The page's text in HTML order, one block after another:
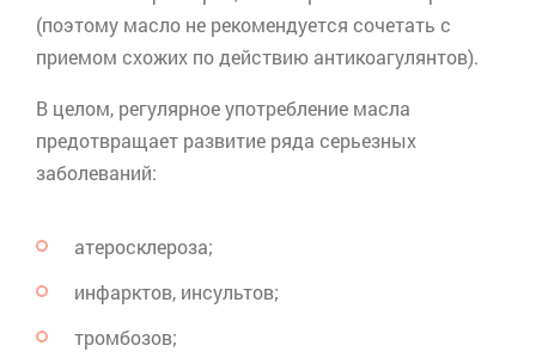
(поэтому масло не рекомендуется сочетать с
приемом схожих по действию антикоагулянтов).
В целом, регулярное употребление масла
предотвращает развитие ряда серьезных
заболеваний:
атеросклероза;
инфарктов, инсультов;
тромбозов;